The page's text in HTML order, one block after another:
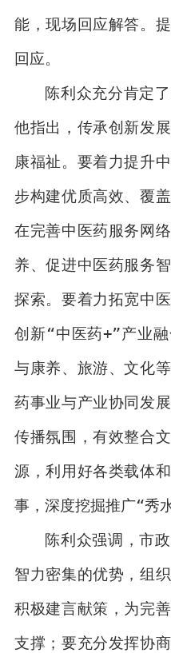
能，现场回应解答。
回应。
陈利众充分肯定
他指出，传承创新发
康福祉。要着力提升
步构建优质高效、覆
在完善中医药服务网
养、促进中医药服务
探索。要着力拓宽中
创新“中医药+”产业
与康养、旅游、文化
药事业与产业协同发
传播氛围，有效整合
源，利用好各类载体
事，深度挖掘推广“秀
陈利众强调，市
智力密集的优势，组
积极建言献策，为完
支撑；要充分发挥协